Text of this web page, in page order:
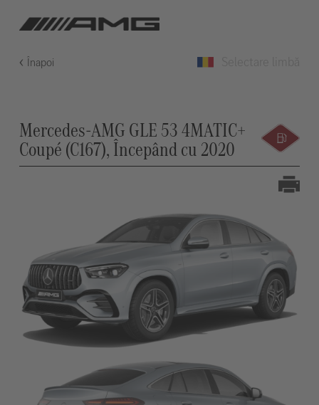
Înapoi
Mercedes-AMG GLE 53 4MATIC+
Coupé (C167), Începând cu 2020